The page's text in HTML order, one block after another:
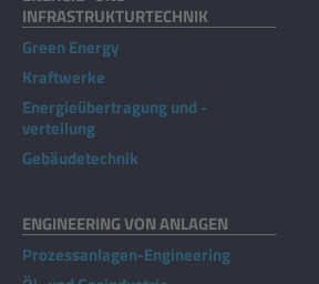
INFRASTRUKTURTECHNIK
Green Energy
Kraftwerke
Energieübertragung und -
verteilung
Gebäudetechnik
ENGINEERING VON ANLAGEN
Prozessanlagen-Engineering